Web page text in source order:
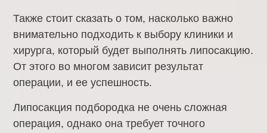
Также стоит сказать о том, насколько важно
внимательно подходить к выбору клиники и
хирурга, который будет выполнять липосакцию.
От этого во многом зависит результат
операции, и ее успешность.
Липосакция подбородка не очень сложная
операция, однако она требует точного